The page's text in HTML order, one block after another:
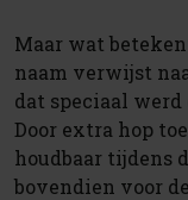
Maar wat
naam verwijst
dat speciaal
Door extra hop
houdbaar tijdens
bovendien voor